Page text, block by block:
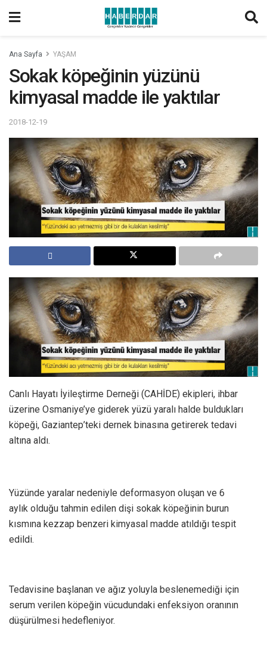
Ana Sayfa YAŞAM
Sokak köpeğinin yüzünü
kimyasal madde ile yaktılar
2018-12-19
Canlı Hayatı İyileştirme Derneği (CAHİDE) ekipleri, ihbar
üzerine Osmaniye’ye giderek yüzü yaralı halde buldukları
köpeği, Gaziantep’teki dernek binasına getirerek tedavi
altına aldı.
Yüzünde yaralar nedeniyle deformasyon oluşan ve 6
aylık olduğu tahmin edilen dişi sokak köpeğinin burun
kısmına kezzap benzeri kimyasal madde atıldığı tespit
edildi.
Tedavisine başlanan ve ağız yoluyla beslenemediği için
serum verilen köpeğin vücudundaki enfeksiyon oranının
düşürülmesi hedefleniyor.